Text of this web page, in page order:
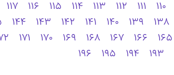
110
111
112
113
114
115
116
117
138
139
140
141
142
143
144
165
166
167
168
169
170
171
193
194
195
196